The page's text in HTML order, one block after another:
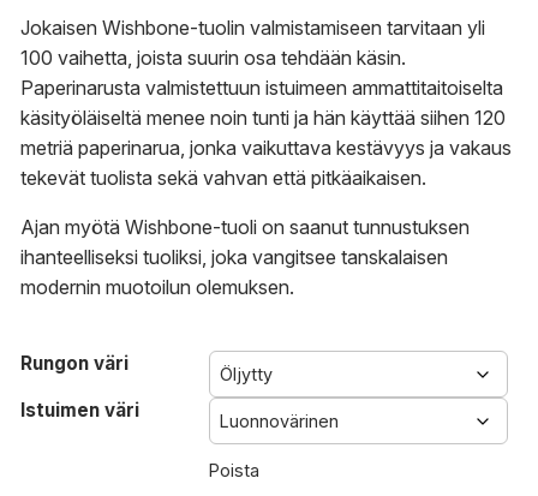
Jokaisen Wishbone-tuolin valmistamiseen tarvitaan yli
100 vaihetta, joista suurin osa tehdään käsin.
Paperinarusta valmistettuun istuimeen ammattitaitoiselta
käsityöläiseltä menee noin tunti ja hän käyttää siihen 120
metriä paperinarua, jonka vaikuttava kestävyys ja vakaus
tekevät tuolista sekä vahvan että pitkäaikaisen.
Ajan myötä Wishbone-tuoli on saanut tunnustuksen
ihanteelliseksi tuoliksi, joka vangitsee tanskalaisen
modernin muotoilun olemuksen.
Rungon väri
Istuimen väri
Poista